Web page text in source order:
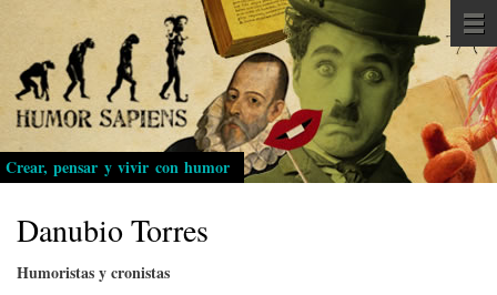
Pasar
al
contenido
principal
Crear, pensar y vivir con humor
Danubio Torres
Humoristas y cronistas